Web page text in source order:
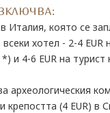
Италия, която се
хотел - 2-4 EUR
и 4-6 EUR на турист
археологическия
крепостта (4 ЕUR) в